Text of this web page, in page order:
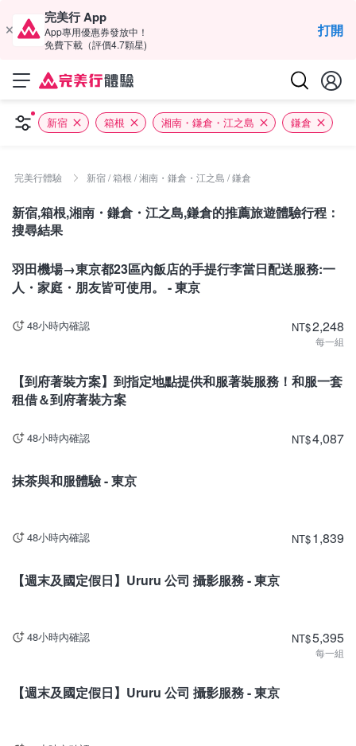
完美行 App
App專用優惠券發放中！
免費下載（評價4.7顆星)
打開
新宿 箱根 湘南・鎌倉・江之島 鎌倉
完美行體驗 新宿 / 箱根 / 湘南・鎌倉・江之島 / 鎌倉
新宿,箱根,湘南・鎌倉・江之島,鎌倉的推薦旅遊體驗行程：
搜尋結果
東京
羽田機場→東京都23區內飯店的手提行李當日配送服務:一
人・家庭・朋友皆可使用。 - 東京
48小時內確認 NT$2,248
每一組
【到府著裝方案】到指定地點提供和服著裝服務！和服一套
租借＆到府著裝方案
48小時內確認 NT$4,087
抹茶與和服體驗 - 東京
48小時內確認 NT$1,839
【週末及國定假日】Ururu 公司 攝影服務 - 東京
48小時內確認 NT$5,395
每一組
【週末及國定假日】Ururu 公司 攝影服務 - 東京